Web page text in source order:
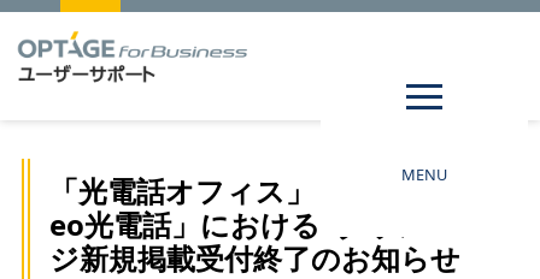
MENU
「光電話オフィス」「オフィス
eo光電話」における iタウンペー
ジ新規掲載受付終了のお知らせ